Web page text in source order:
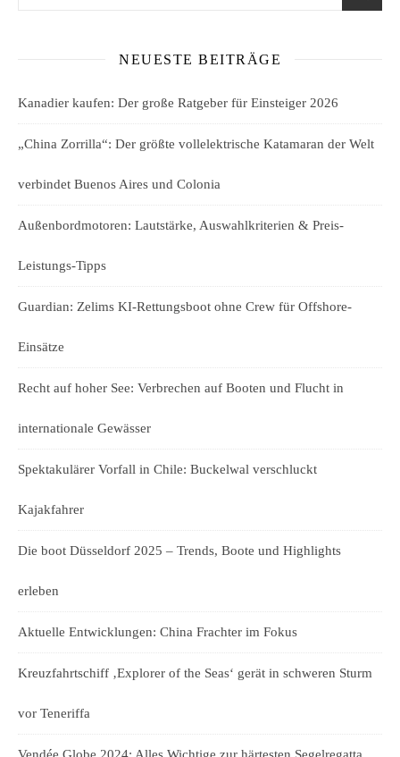
NEUESTE BEITRÄGE
Kanadier kaufen: Der große Ratgeber für Einsteiger 2026
„China Zorrilla“: Der größte vollelektrische Katamaran der Welt
verbindet Buenos Aires und Colonia
Außenbordmotoren: Lautstärke, Auswahlkriterien & Preis-
Leistungs-Tipps
Guardian: Zelims KI-Rettungsboot ohne Crew für Offshore-
Einsätze
Recht auf hoher See: Verbrechen auf Booten und Flucht in
internationale Gewässer
Spektakulärer Vorfall in Chile: Buckelwal verschluckt
Kajakfahrer
Die boot Düsseldorf 2025 – Trends, Boote und Highlights
erleben
Aktuelle Entwicklungen: China Frachter im Fokus
Kreuzfahrtschiff ‚Explorer of the Seas‘ gerät in schweren Sturm
vor Teneriffa